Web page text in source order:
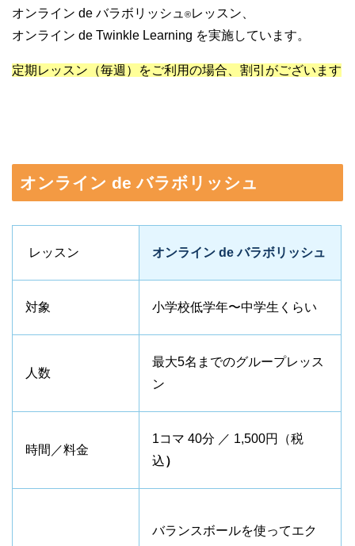
オンライン de バラボリッシュ ®︎レッスン、
オンライン de Twinkle Learning を実施しています。
定期レッスン（毎週）をご利用の場合、割引がございます
オンライン de バラボリッシュ
レッスン オンライン de バラボリッシュ
対象 小学校低学年〜中学生くらい
人数
最大5名までのグループレッス
ン
時間／料金
1コマ 40分 ／ 1,500円（税
込）
バランスボールを使ってエク